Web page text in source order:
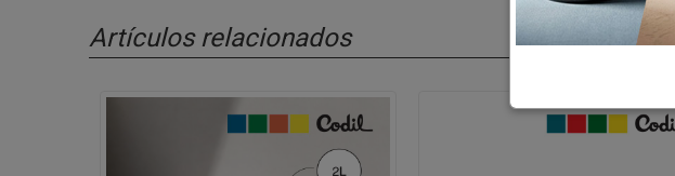
Artículos relacionados